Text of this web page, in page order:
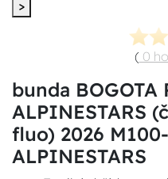
>
( 0
bunda BOGOTA
ALPINESTARS
fluo) 2026
ALPINESTARS